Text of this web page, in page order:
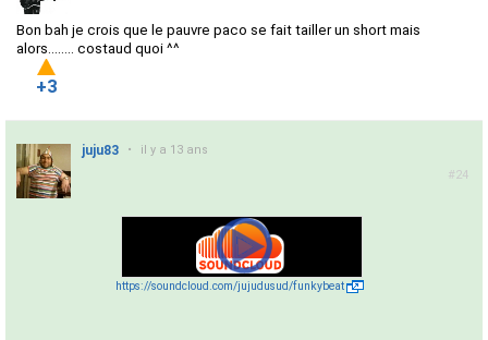
Bon bah je crois que le pauvre paco se fait tailler un short mais
alors........ costaud quoi ^^
+3
#24
juju83 • il y a 13 ans
https://soundcloud.com/jujudusud/funkybeat